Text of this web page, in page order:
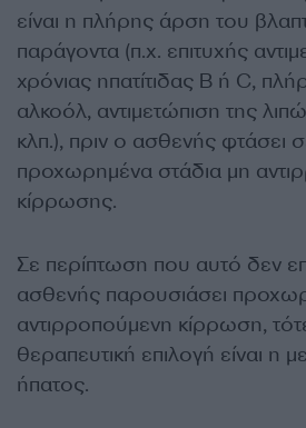
είναι η πλήρης άρση του
παράγοντα (π.χ. επιτυχής
χρόνιας ηπατίτιδας Β ή C,
αλκοόλ, αντιμετώπιση της
κλπ.), πριν ο ασθενής φτάσει
προχωρημένα στάδια μη
κίρρωσης.
Σε περίπτωση που αυτό δεν
ασθενής παρουσιάσει
αντιρροπούμενη κίρρωση,
θεραπευτική επιλογή είναι η
ήπατος.